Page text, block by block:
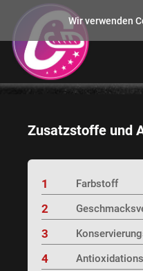
Zusatzstoffe und
1 Farbstoff
2
3
4
Wir verwenden